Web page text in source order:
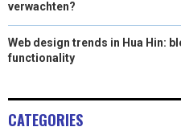
verwachten?
Web design trends in Hua Hin:
functionality
CATEGORIES